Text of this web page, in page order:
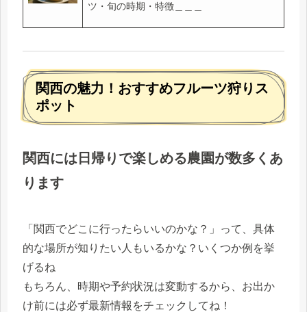
ツ・旬の時期・特徴＿＿＿
関西の魅力！おすすめフルーツ狩りス
ポット
関西には日帰りで楽しめる農園が数多くあ
ります
「関西でどこに行ったらいいのかな？」って、具体
的な場所が知りたい人もいるかな？いくつか例を挙
げるね
もちろん、時期や予約状況は変動するから、お出か
け前には必ず最新情報をチェックしてね！